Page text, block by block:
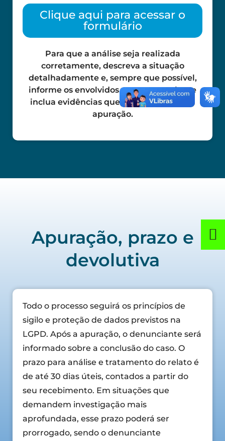
Clique aqui para acessar o
formulário
Para que a análise seja realizada
corretamente, descreva a situação
detalhadamente e, sempre que possível,
informe os envolvidos, as testemunhas e
inclua evidências que possam apoiar na
apuração.
Apuração, prazo e
devolutiva
Todo o processo seguirá os princípios de
sigilo e proteção de dados previstos na
LGPD. Após a apuração, o denunciante será
informado sobre a conclusão do caso. O
prazo para análise e tratamento do relato é
de até 30 dias úteis, contados a partir do
seu recebimento. Em situações que
demandem investigação mais
aprofundada, esse prazo poderá ser
prorrogado, sendo o denunciante